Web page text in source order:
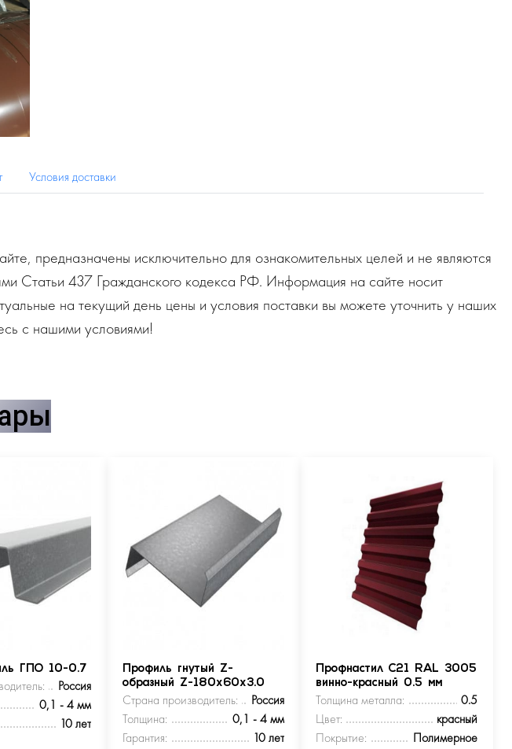
Условия доставки
предназначены исключительно для ознакомительных целей и не являются
Статьи 437 Гражданского кодекса РФ. Информация на сайте носит
на текущий день цены и условия поставки вы можете уточнить у наших
с нашими условиями!
ГПО 10-0.7
Россия
0,1 - 4 мм
10 лет
Профиль гнутый Z-
образный Z-180х60х3.0
Страна производитель:
Россия
Толщина:
0,1 - 4 мм
Гарантия:
10 лет
Профнастил С21 RAL 3005
винно-красный 0.5 мм
Толщина металла:
0.5
Цвет:
красный
Покрытие:
Полимерное